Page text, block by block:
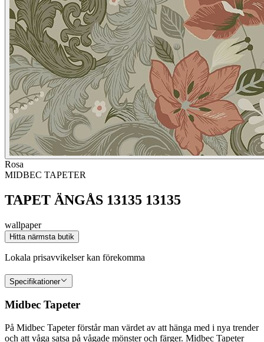
Rosa
MIDBEC TAPETER
TAPET ÄNGÅS 13135 13135
wallpaper
Hitta närmsta butik
Lokala prisavvikelser kan förekomma
Specifikationer
Midbec Tapeter
På Midbec Tapeter förstår man värdet av att hänga med i nya trender
och att våga satsa på vågade mönster och färger. Midbec Tapeter